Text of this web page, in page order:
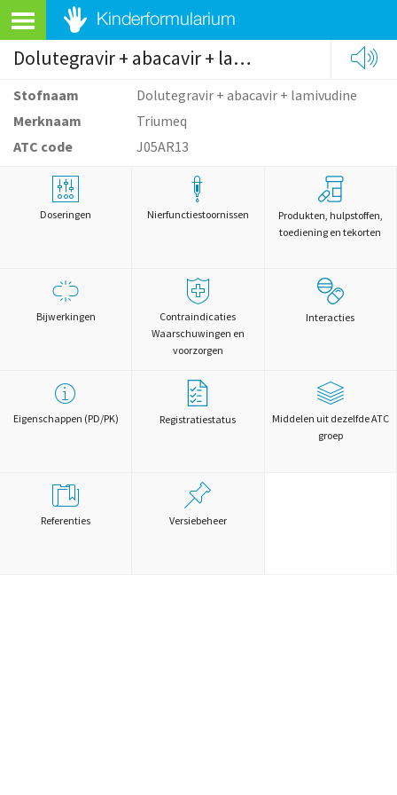
Dolutegravir + abacavir + lamivudine
Stofnaam
Dolutegravir + abacavir + lamivudine
Merknaam
Triumeq
ATC code
J05AR13
Doseringen Nierfunctiestoornissen
Produkten, hulpstoffen,
toediening en tekorten
Bijwerkingen
Contraindicaties
Waarschuwingen en
voorzorgen
Interacties
Eigenschappen (PD/PK) Registratiestatus
Middelen uit dezelfde ATC
groep
Referenties Versiebeheer